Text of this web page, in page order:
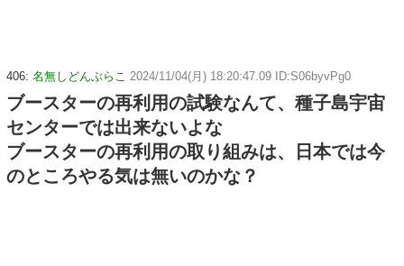
406: 名無しどんぶらこ 2024/11/04(月) 18:20:47.09 ID:S06byvPg0
ブースターの再利用の試験なんて、種子島宇宙
センターでは出来ないよな
ブースターの再利用の取り組みは、日本では今
のところやる気は無いのかな？